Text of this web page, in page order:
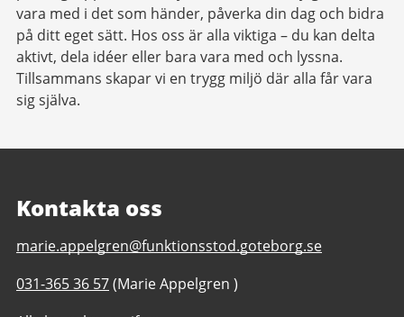
vara med i det som händer, påverka din dag och bidra
på ditt eget sätt. Hos oss är alla viktiga – du kan delta
aktivt, dela idéer eller bara vara med och lyssna.
Tillsammans skapar vi en trygg miljö där alla får vara
sig själva.
Kontakta oss
E-
till
Storås
marie.appelgren@funktionsstod.goteborg.se
Telefonnummer
031-365 36 57(Marie Appelgren )